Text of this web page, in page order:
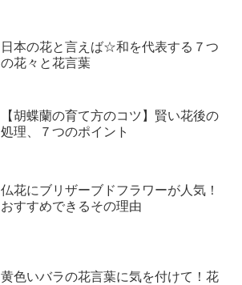
日本の花と言えば☆和を代表する７つ
の花々と花言葉
【胡蝶蘭の育て方のコツ】賢い花後の
処理、７つのポイント
仏花にブリザーブドフラワーが人気！
おすすめできるその理由
黄色いバラの花言葉に気を付けて！花